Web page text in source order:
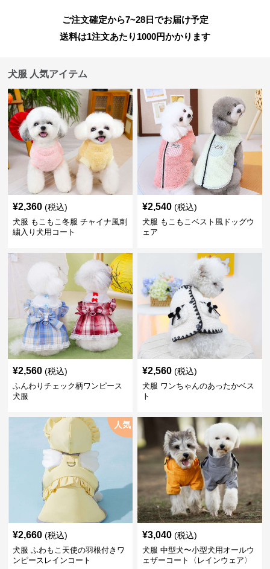
ご注文確定から7~28日でお届け予定
送料は1注文あたり 1000円かかります
犬服 人気アイテム
¥2,360 (税込)
犬服 もこもこ冬服 チャイナ風刺
繍入り犬用コート
¥2,540 (税込)
犬服 もこもこベスト風ドッグウ
ェア
¥2,560 (税込)
ふんわりチェック柄ワンピース
犬服
¥2,560 (税込)
犬服 ワンちゃんのあったかベス
ト
人気
¥2,660 (税込)
犬服 ふわもこ天使の羽根付きワ
ンピースレインコート
¥3,040 (税込)
犬服 中型犬〜小型犬用オールウ
ェザーコート〈レインウェア〉